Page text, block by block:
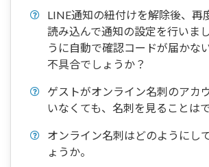
LINE通知の紐付けを解除後、再
読み込んで通知の設定を行いま
うに自動で確認コードが届かな
不具合でしょうか？
ゲストがオンライン名刺のアカ
いなくても、名刺を見ることは
オンライン名刺はどのようにし
ょうか。